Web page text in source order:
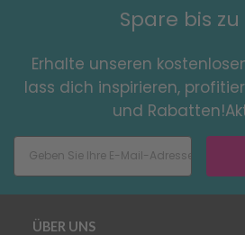
Spare bis zu
Erhalte unseren
lass dich inspirieren,
und
ÜBER UNS